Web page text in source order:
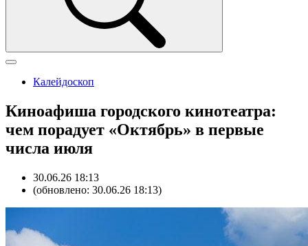
Калейдоскоп
Киноафиша городского кинотеатра:
чем порадует «Октябрь» в первые
числа июля
30.06.26 18:13
(обновлено: 30.06.26 18:13)